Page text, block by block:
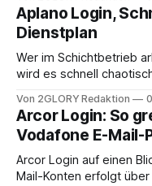
erledigen? Die kurze
aus – sobald jedoch
zusammentreffen oder
anstehen, zahlt sich
Aplano Login,
Dienstplan
Wer im Schichtbetrieb
wird es schnell
abwesenheiten und die
Ihr personal digital zu
erfahren Sie alles, was
brauchen, von der
Von 2GLORY Redaktion
Arcor Login: So
Vodafone E-Mail-
Arcor Login auf einen Blick Die Anmeldung für alte
Mail-Konten erfolgt